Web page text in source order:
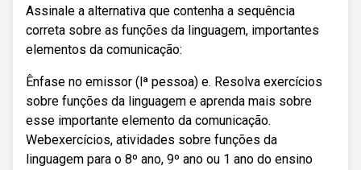
Assinale a alternativa que contenha a sequência
correta sobre as funções da linguagem, importantes
elementos da comunicação:
Ênfase no emissor (lª pessoa) e. Resolva exercícios
sobre funções da linguagem e aprenda mais sobre
esse importante elemento da comunicação.
Webexercícios, atividades sobre funções da
linguagem para o 8º ano, 9º ano ou 1 ano do ensino